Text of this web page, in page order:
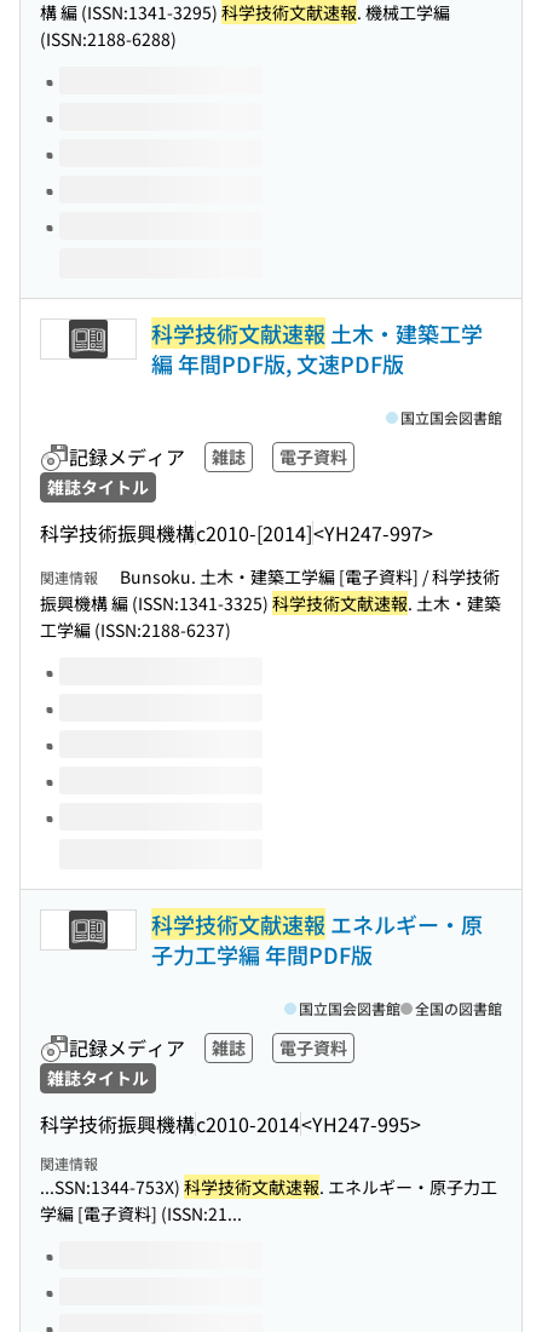
構 編 (ISSN:1341-3295) 科学技術文献速報. 機械工学編
(ISSN:2188-6288)
このタイトルの巻号
科学技術文献速報 土木・建築工学
編 年間PDF版, 文速PDF版
記録メディア 雑誌
電子資料
雑誌タイトル
科学技術振興機構c2010-[2014]<YH247-997>
国立国会図書館
関連情報
Bunsoku. 土木・建築工学編 [電子資料] / 科学技術
振興機構 編 (ISSN:1341-3325) 科学技術文献速報. 土木・建築
工学編 (ISSN:2188-6237)
このタイトルの巻号
科学技術文献速報 エネルギー・原
子力工学編 年間PDF版
記録メディア 雑誌
電子資料
雑誌タイトル
科学技術振興機構c2010-2014<YH247-995>
国立国会図書館 全国の図書館
関連情報
...SSN:1344-753X) 科学技術文献速報. エネルギー・原子力工
学編 [電子資料] (ISSN:21...
このタイトルの巻号